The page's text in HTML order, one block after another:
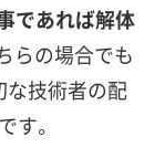
であれば解体
らの場合でも
技術者の配
す。